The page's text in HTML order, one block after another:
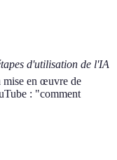
d'utilisation de l'IA
mise en œuvre de
: "comment